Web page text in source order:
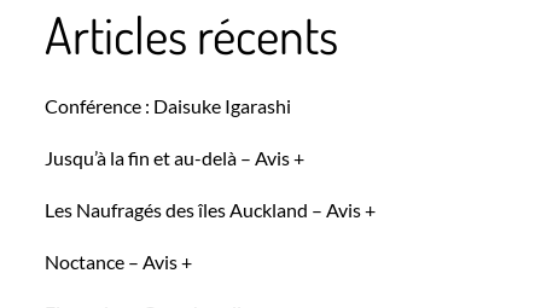
Articles récents
Conférence : Daisuke Igarashi
Jusqu’à la fin et au-delà – Avis +
Les Naufragés des îles Auckland – Avis +
Noctance – Avis +